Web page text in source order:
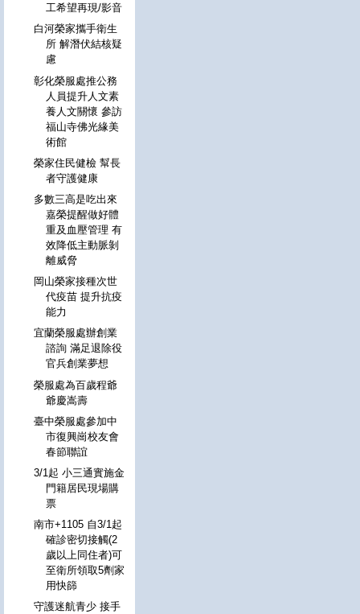
工希望再現/影音
白河榮家攜手衛生
所 解潛伏結核疑
慮
彰化榮服處推公務
人員提升人文素
養人文關懷 參訪
福山寺佛光緣美
術館
榮家住民健檢 幫長
者守護健康
多數三高是吃出來
嘉榮提醒做好體
重及血壓管理 有
效降低主動脈剝
離威脅
岡山榮家接種次世
代疫苗 提升抗疫
能力
宜蘭榮服處辦創業
諮詢 滿足退除役
官兵創業夢想
榮服處為百歲程爺
爺慶嵩壽
臺中榮服處參加中
市復興崗校友會
春節聯誼
3/1起 小三通實施金
門籍居民現場購
票
南市+1105 自3/1起
確診密切接觸(2
歲以上同住者)可
至衛所領取5劑家
用快篩
守護迷航青少 接手